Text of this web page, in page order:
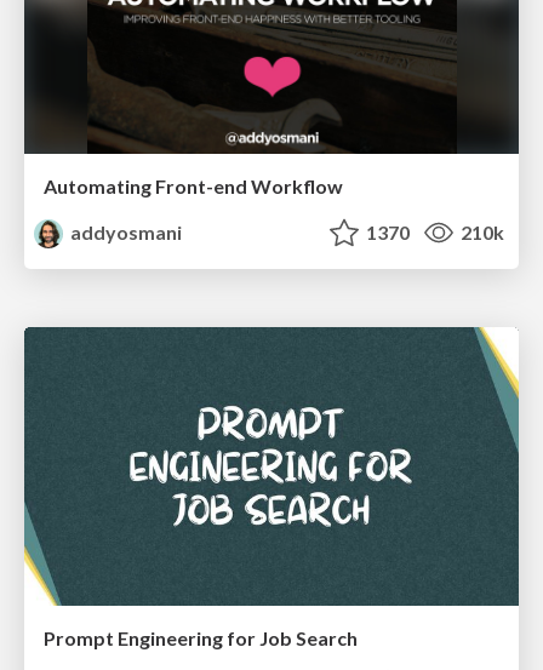
Automating Front-end Workflow
addyosmani
1370 210k
Prompt Engineering for Job Search